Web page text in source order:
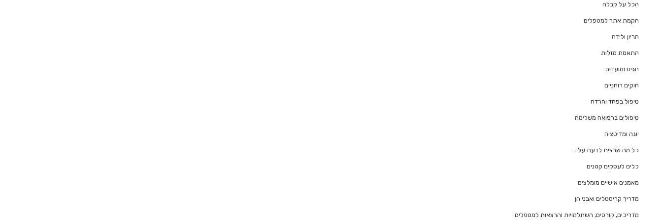
הכל על קבלה
הקמת אתר למטפלים
הריון ולידה
התאמת מזלות
חגים ומועדים
חוקים רוחניים
טיפול בפחד וחרדה
טיפולים ברפואה משלימה
יוגה ומדיטציה
כל מה שרצית לדעת על…
כלים לעסקים קטנים
מאמנים אישיים מומלצים
מדריך קריסטלים ואבני חן
מדריכים, קורסים, השתלמויות והרצאות למטפלים